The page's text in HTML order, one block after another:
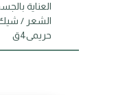
العناية
الشعر / شيك
حريمى4ق